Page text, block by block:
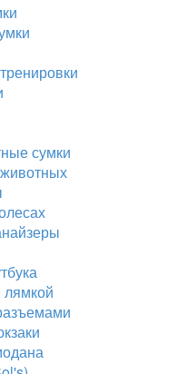
сумки
лямкой